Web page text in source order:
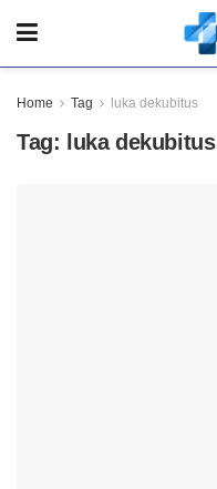
Home Tag luka dekubitus
Tag: luka dekubitus